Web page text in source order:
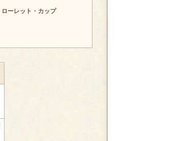
ローレット・カップ